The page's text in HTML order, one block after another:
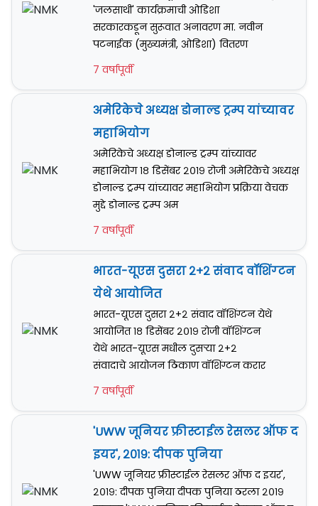
'जलसाथी' कार्यक्रमाची ओडिशा
सरकारकडून सुरूवात अनावरण मा. नवीन
पटनाईक (मुख्यमंत्री, ओडिशा) वितरण
7 वर्षापूर्वी
अमेरिकेचे अध्यक्ष डोनाल्ड ट्रम्प यांच्यावर
महाभियोग
अमेरिकेचे अध्यक्ष डोनाल्ड ट्रम्प यांच्यावर
महाभियोग १८ डिसेंबर २०१९ रोजी अमेरिकेचे अध्यक्ष
डोनाल्ड ट्रम्प यांच्यावर महाभियोग प्रक्रिया वेचक
मुद्दे डोनाल्ड ट्रम्प अम
7 वर्षापूर्वी
भारत-यूएस दुसरा २+२ संवाद वॉशिंग्टन
येथे आयोजित
भारत-यूएस दुसरा २+२ संवाद वॉशिंग्टन येथे
आयोजित १८ डिसेंबर २०१९ रोजी वॉशिंग्टन
येथे भारत-यूएस मधील दुसऱ्या २+२
संवादाचे आयोजन ठिकाण वॉशिंग्टन करार
7 वर्षापूर्वी
'UWW जूनियर फ्रीस्टाईल रेसलर ऑफ द
इयर', २०१९: दीपक पुनिया
'UWW जूनियर फ्रीस्टाईल रेसलर ऑफ द इयर',
२०१९: दीपक पुनिया दीपक पुनिया ठरला २०१९